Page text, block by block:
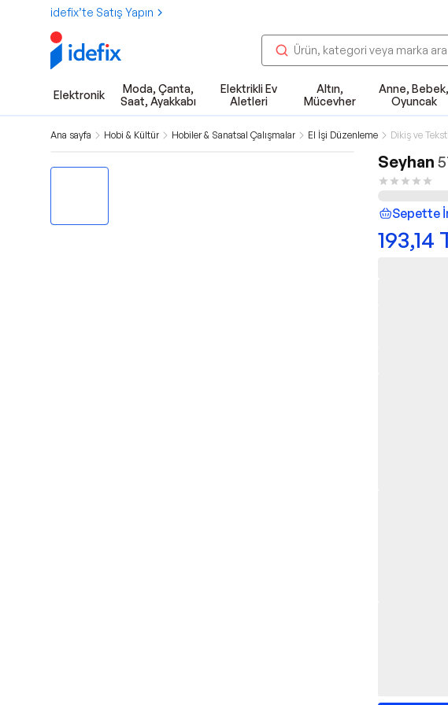
idefix’te Satış Yapın
Elektronik
Moda, Çanta,
Saat, Ayakkabı
Elektrikli Ev
Aletleri
Altın,
Mücevher
Anne, Bebek,
Oyuncak
Ana sayfa Hobi & Kültür Hobiler & Sanatsal Çalışmalar El İşi Düzenleme Dikiş ve
Seyhan
Sepette
193,14